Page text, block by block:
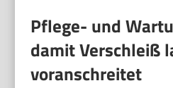
Pflege- und
damit Verschleiß
voranschreitet